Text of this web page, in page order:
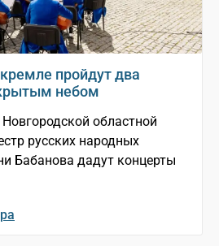
пройдут два
небом
областной
русских народных
Бабанова дадут концерты